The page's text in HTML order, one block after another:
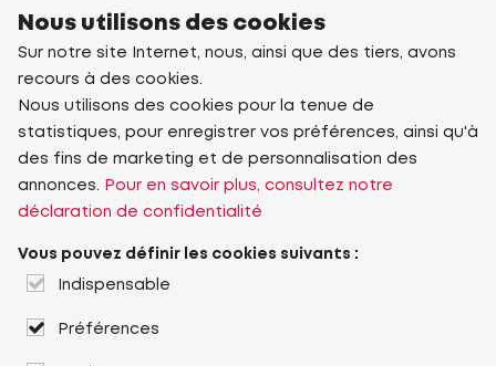
Nous utilisons des cookies
Sur notre site Internet, nous, ainsi que des tiers, avons
recours à des cookies.
Nous utilisons des cookies pour la tenue de
statistiques, pour enregistrer vos préférences, ainsi qu'à
des fins de marketing et de personnalisation des
annonces.
Pour en savoir plus, consultez notre
déclaration de confidentialité
Vous pouvez définir les cookies suivants :
Indispensable
Préférences